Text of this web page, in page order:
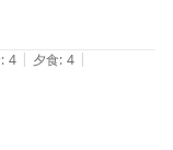
最高でした。自然の音
子やお夜食が施設内の
: 4 | 夕食: 4 |